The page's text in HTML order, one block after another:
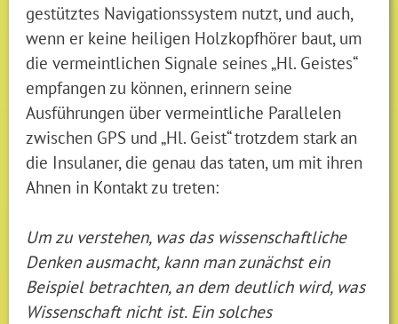
gestütztes Navigationssystem nutzt, und auch,
wenn er keine heiligen Holzkopfhörer baut, um
die vermeintlichen Signale seines „Hl. Geistes“
empfangen zu können, erinnern seine
Ausführungen über vermeintliche Parallelen
zwischen GPS und „Hl. Geist“ trotzdem stark an
die Insulaner, die genau das taten, um mit ihren
Ahnen in Kontakt zu treten:
Um zu verstehen, was das wissenschaftliche
Denken ausmacht, kann man zunächst ein
Beispiel betrachten, an dem deutlich wird, was
Wissenschaft nicht ist. Ein solches